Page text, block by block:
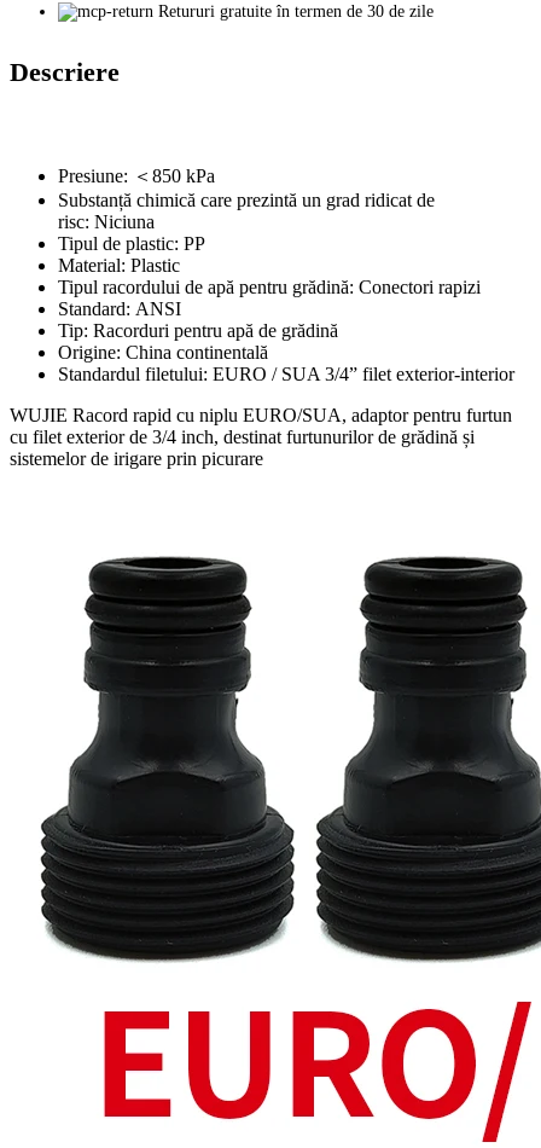
Retururi gratuite în termen de 30 de zile
Descriere
Presiune: ＜850 kPa
Substanță chimică care prezintă un grad ridicat de
risc: Niciuna
Tipul de plastic: PP
Material: Plastic
Tipul racordului de apă pentru grădină: Conectori rapizi
Standard: ANSI
Tip: Racorduri pentru apă de grădină
Origine: China continentală
Standardul filetului: EURO / SUA 3/4” filet exterior-interior
WUJIE Racord rapid cu niplu EURO/SUA, adaptor pentru furtun
cu filet exterior de 3/4 inch, destinat furtunurilor de grădină și
sistemelor de irigare prin picurare